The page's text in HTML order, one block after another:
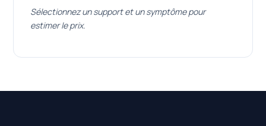
Sélectionnez un support et un symptôme pour
estimer le prix.